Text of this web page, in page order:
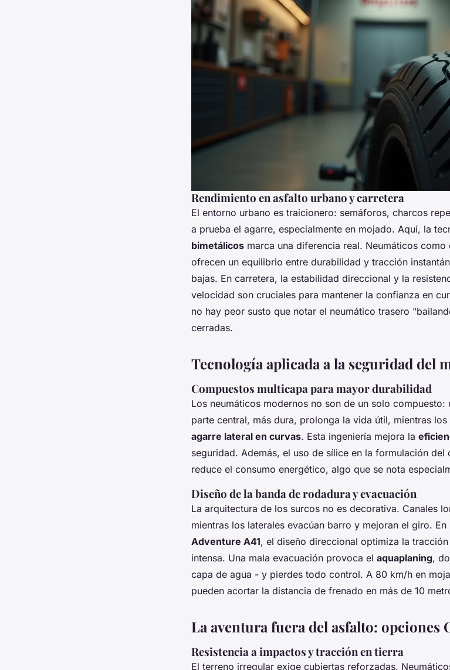
Rendimiento en asfalto urbano y carretera
El entorno urbano es traicionero: semáforos, charcos
a prueba el agarre, especialmente en mojado. Aquí, la
bimetálicos marca una diferencia real. Neumáticos como
ofrecen un equilibrio entre durabilidad y tracción
bajas. En carretera, la estabilidad direccional y la
velocidad son cruciales para mantener la confianza en
no hay peor susto que notar el neumático trasero
cerradas.
Tecnología aplicada a la seguridad del
Compuestos multicapa para mayor durabilidad
Los neumáticos modernos no son de un solo compuesto:
parte central, más dura, prolonga la vida útil, mientras
agarre lateral en curvas. Esta ingeniería mejora la
seguridad. Además, el uso de sílice en la formulación
reduce el consumo energético, algo que se nota
Diseño de la banda de rodadura y evacuación
La arquitectura de los surcos no es decorativa. Canales
mientras los laterales evacúan barro y mejoran el giro.
Adventure A41, el diseño direccional optimiza la
intensa. Una mala evacuación provoca el aquaplaning,
capa de agua - y pierdes todo control. A 80 km/h en
pueden acortar la distancia de frenado en más de 10
La aventura fuera del asfalto: opciones
Resistencia a impactos y tracción en tierra
El terreno irregular exige cubiertas reforzadas.